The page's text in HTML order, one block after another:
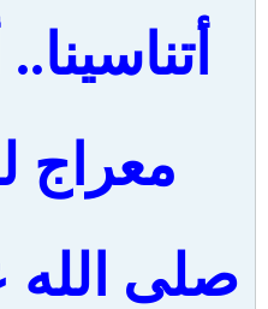
معراج
صلى الله